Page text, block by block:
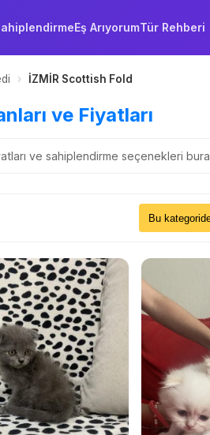
Eş ArıyorumTür Rehberi
› İZMİR Scottish Fold
ve Fiyatları
ve sahiplendirme seçenekleri
Bu
Sıralama